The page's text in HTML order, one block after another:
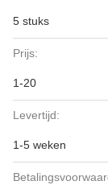
5 stuks
Prijs:
1-20
Levertijd:
1-5 weken